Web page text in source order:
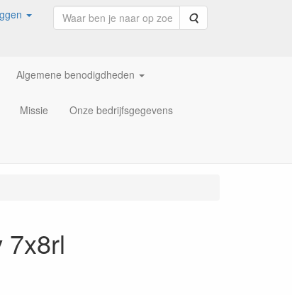
Zoeken
Algemene benodigdheden
Missie Onze bedrijfsgegevens
7x8rl